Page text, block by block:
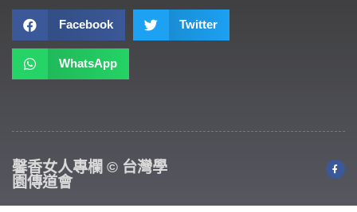
Facebook Twitter
WhatsApp
馨香女人專欄 © 台灣學
園傳道會